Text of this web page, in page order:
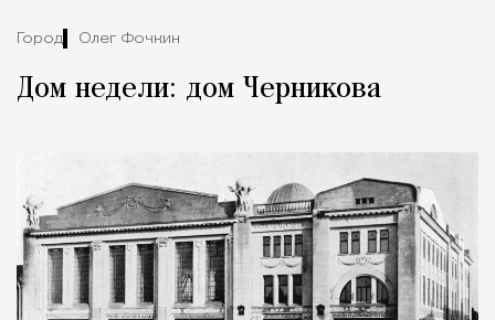
Город Олег Фочкин
Дом недели: дом Черникова